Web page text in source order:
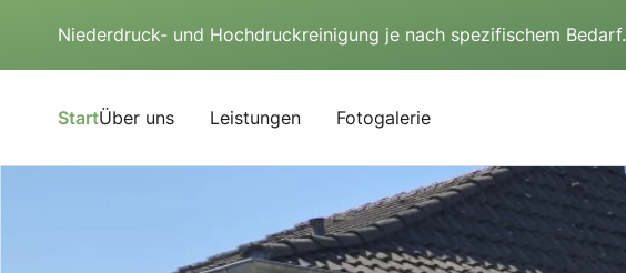
Niederdruck- und Hochdruckreinigung je nach spezifischem Bedarf.
StartÜber uns Leistungen Fotogalerie